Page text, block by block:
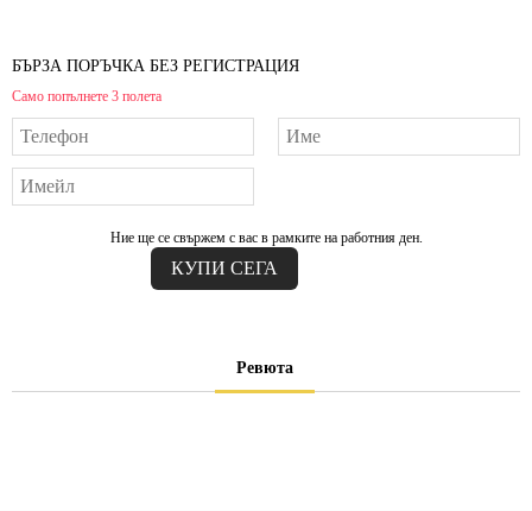
БЪРЗА ПОРЪЧКА БЕЗ РЕГИСТРАЦИЯ
Само попълнете 3 полета
Ние ще се свържем с вас в рамките на работния ден.
Ревюта